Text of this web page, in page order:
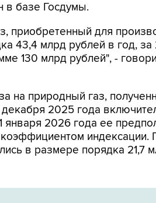
в базе Госдумы.
приобретенный для
43,4 млрд рублей в год,
130 млрд рублей", -
на природный газ,
2025 года
января 2026 года ее
индексации.
в размере порядка 21,7